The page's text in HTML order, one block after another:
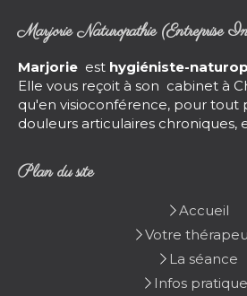
Marjorie Naturopathie (Entreprise
Marjorie est hygiéniste-
Elle vous reçoit à son cabinet à
qu'en visioconférence, pour tout
douleurs articulaires chroniques,
Plan du site
Accueil
Votre
La séance
Infos